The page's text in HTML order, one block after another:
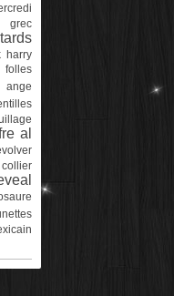
grec
harry
folles
ange
al
collier